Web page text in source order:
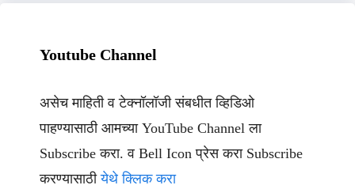
Youtube Channel
असेच माहिती व टेक्नॉलॉजी संबधीत व्हिडिओ
पाहण्यासाठी आमच्या YouTube Channel ला
Subscribe करा. व Bell Icon प्रेस करा Subscribe
करण्यासाठीयेथे क्लिक करा